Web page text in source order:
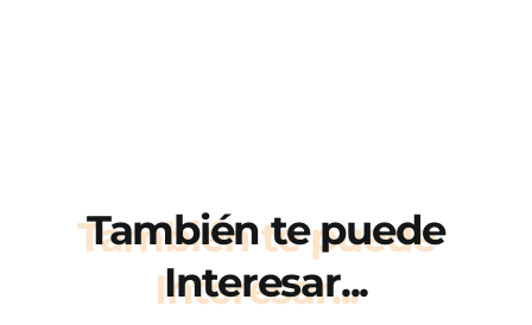
También te puede
Interesar...